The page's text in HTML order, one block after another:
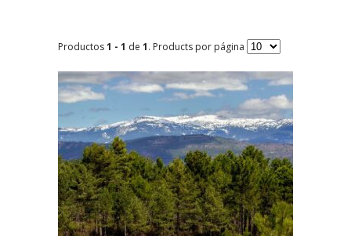
Productos1 - 1 de 1. Products por página